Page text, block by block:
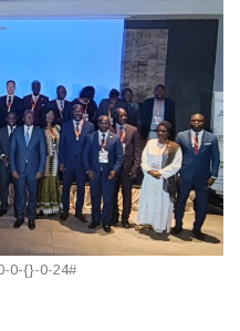
0-{}-0-24#